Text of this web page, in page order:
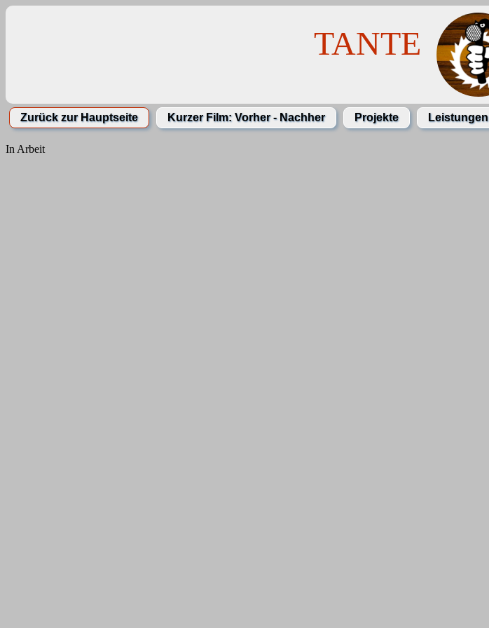
TANTE
Zurück zur Hauptseite Kurzer Film: Vorher - Nachher Projekte Leistungen
In Arbeit